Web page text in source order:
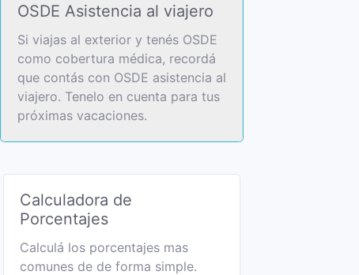
OSDE Asistencia al viajero
Si viajas al exterior y tenés OSDE
como cobertura médica, recordá
que contás con OSDE asistencia al
viajero. Tenelo en cuenta para tus
próximas vacaciones.
Calculadora de
Porcentajes
Calculá los porcentajes mas
comunes de de forma simple.